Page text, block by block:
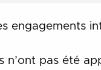
engagements
n’ont pas été